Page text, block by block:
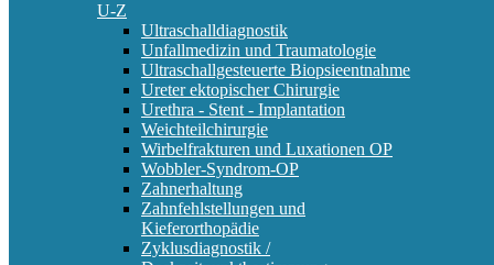
U-Z
Ultraschalldiagnostik
Unfallmedizin und Traumatologie
Ultraschallgesteuerte Biopsieentnahme
Ureter ektopischer Chirurgie
Urethra - Stent - Implantation
Weichteilchirurgie
Wirbelfrakturen und Luxationen OP
Wobbler-Syndrom-OP
Zahnerhaltung
Zahnfehlstellungen und
Kieferorthopädie
Zyklusdiagnostik /